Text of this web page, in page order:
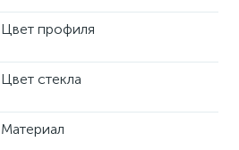
Цвет профиля
Цвет стекла
Материал